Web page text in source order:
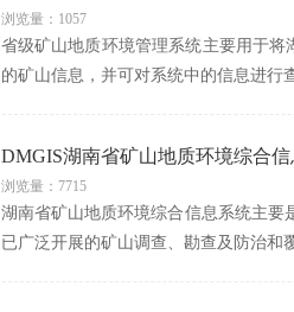
浏览量：1057
省级矿山地质环境管理系统主要用于
的矿山信息，并可对系统中的信息进
DMGIS湖南省矿山地质环境综合
浏览量：7715
湖南省矿山地质环境综合信息系统主
已广泛开展的矿山调查、勘查及防治